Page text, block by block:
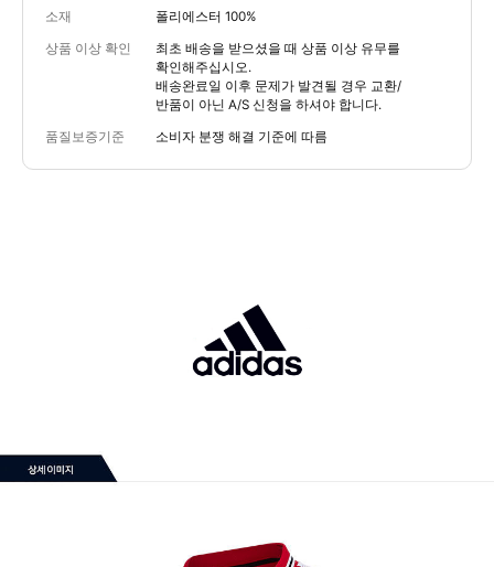
소재 폴리에스터 100%
상품 이상 확인
최초 배송을 받으셨을 때 상품 이상 유무를
확인해주십시오.
배송완료일 이후 문제가 발견될 경우 교환/
반품이 아닌 A/S 신청을 하셔야 합니다.
품질보증기준 소비자 분쟁 해결 기준에 따름